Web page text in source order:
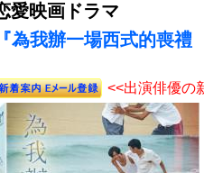
愛映画ドラマ
『為我辦一場西式的喪
<<出演俳優の